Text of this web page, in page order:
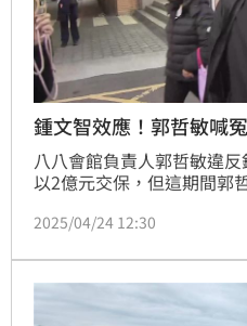
鍾文智效應！郭哲敏喊
八八會館負責人郭哲敏違
以2億元交保，但這期間郭
押庭上，他則強調絕無逃亡
近港口機場，而非目的地。
2025/04/24 12:30